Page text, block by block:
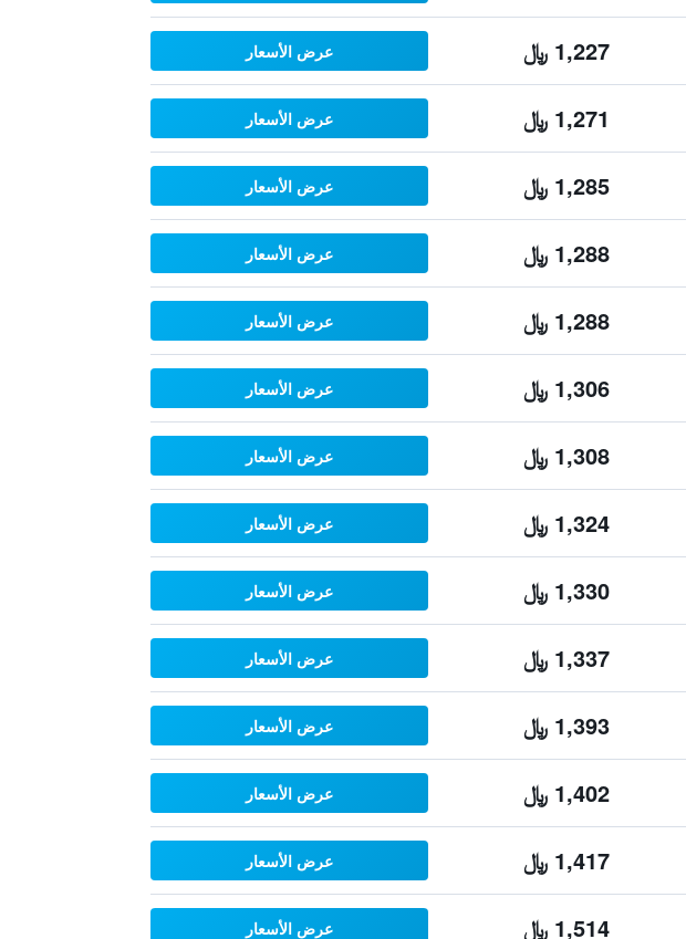
1,227 ﷼ عرض الأسعار
1,271 ﷼ عرض الأسعار
1,285 ﷼ عرض الأسعار
1,288 ﷼ عرض الأسعار
1,288 ﷼ عرض الأسعار
1,306 ﷼ عرض الأسعار
1,308 ﷼ عرض الأسعار
1,324 ﷼ عرض الأسعار
1,330 ﷼ عرض الأسعار
1,337 ﷼ عرض الأسعار
1,393 ﷼ عرض الأسعار
1,402 ﷼ عرض الأسعار
1,417 ﷼ عرض الأسعار
1,514 ﷼ عرض الأسعار